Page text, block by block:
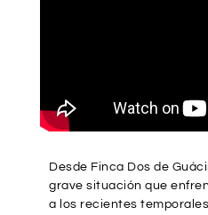
Desde Finca Dos de
grave situación que
a los recientes